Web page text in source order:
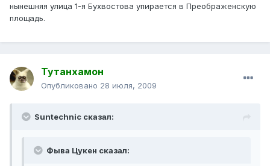
нынешняя улица 1-я Бухвостова упирается в Преображенскую
площадь.
Тутанхамон
Опубликовано 28 июля, 2009
Suntechnic сказал:
Фыва Цукен сказал: